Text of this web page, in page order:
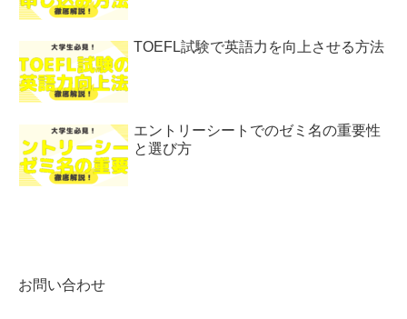
TOEFL試験で英語力を向上させる方法
エントリーシートでのゼミ名の重要性
と選び方
お問い合わせ